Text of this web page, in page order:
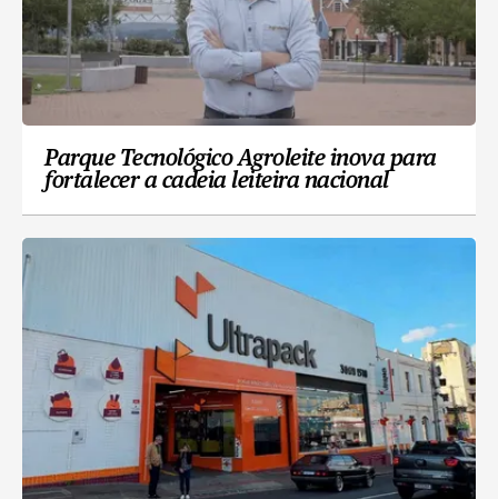
Parque Tecnológico Agroleite inova para
fortalecer a cadeia leiteira nacional